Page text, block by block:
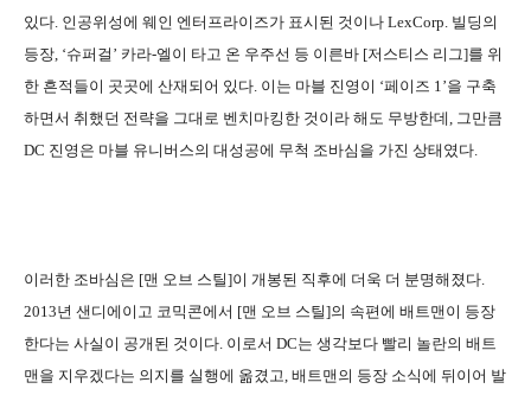
있다. 인공위성에 웨인 엔터프라이즈가 표시된 것이나 LexCorp. 빌딩의
등장, ‘슈퍼걸’ 카라-엘이 타고 온 우주선 등 이른바 [저스티스 리그]를 위
한 흔적들이 곳곳에 산재되어 있다. 이는 마블 진영이 ‘페이즈 1’을 구축
하면서 취했던 전략을 그대로 벤치마킹한 것이라 해도 무방한데, 그만큼
DC 진영은 마블 유니버스의 대성공에 무척 조바심을 가진 상태였다.
이러한 조바심은 [맨 오브 스틸]이 개봉된 직후에 더욱 더 분명해졌다.
2013년 샌디에이고 코믹콘에서 [맨 오브 스틸]의 속편에 배트맨이 등장
한다는 사실이 공개된 것이다. 이로서 DC는 생각보다 빨리 놀란의 배트
맨을 지우겠다는 의지를 실행에 옮겼고, 배트맨의 등장 소식에 뒤이어 발